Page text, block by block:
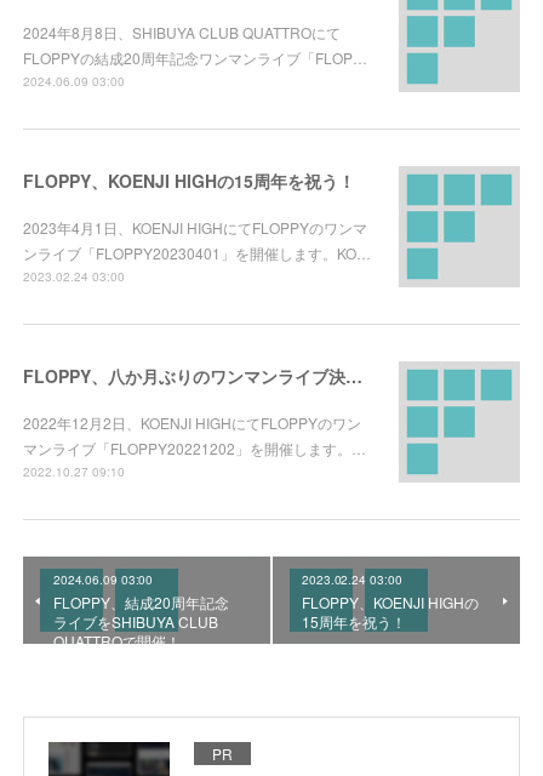
2024年8月8日、SHIBUYA CLUB QUATTROにて
FLOPPYの結成20周年記念ワンマンライブ「FLOP…
2024.06.09 03:00
FLOPPY、KOENJI HIGHの15周年を祝う！
2023年4月1日、KOENJI HIGHにてFLOPPYのワンマ
ンライブ「FLOPPY20230401」を開催します。KO…
2023.02.24 03:00
FLOPPY、八か月ぶりのワンマンライブ決定！
2022年12月2日、KOENJI HIGHにてFLOPPYのワン
マンライブ「FLOPPY20221202」を開催します。…
2022.10.27 09:10
2024.06.09 03:00
FLOPPY、結成20周年記念
ライブをSHIBUYA CLUB
QUATTROで開催！
2023.02.24 03:00
FLOPPY、KOENJI HIGHの
15周年を祝う！
PR